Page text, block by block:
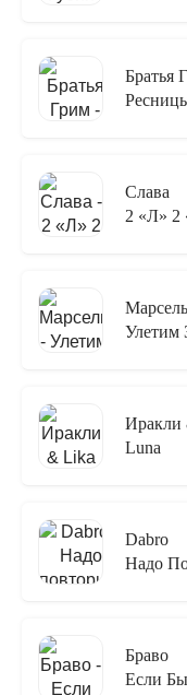
Братья
Слава
2 «Л»
Марсель
Улетим
Иракли
Luna
Dabro
Надо
Браво
Если